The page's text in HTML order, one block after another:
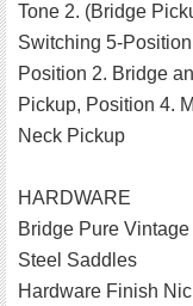
Tone 2. (Bridge
Switching 5-
Position 2. Bridge
Pickup, Position 4.
Neck Pickup
HARDWARE
Bridge Pure
Steel Saddles
Hardware Finish